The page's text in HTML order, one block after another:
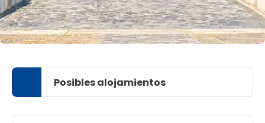
Posibles alojamientos